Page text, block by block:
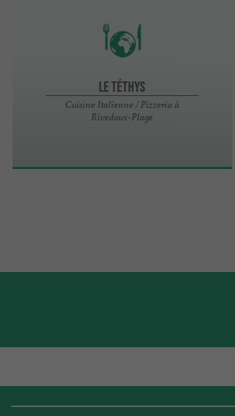
Le Téthys
Cuisine Italienne / Pizzeria à
Rivedoux-Plage